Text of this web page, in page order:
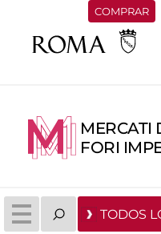
COMPRAR
MERCATI
FORI
TODOS